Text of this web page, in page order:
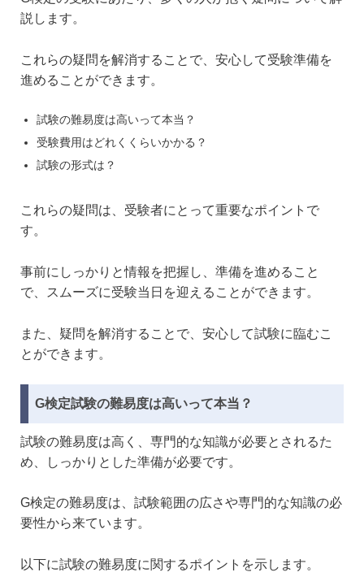
説します。
これらの疑問を解消することで、安心して受験準備を
進めることができます。
試験の難易度は高いって本当？
受験費用はどれくくらいかかる？
試験の形式は？
これらの疑問は、受験者にとって重要なポイントで
す。
事前にしっかりと情報を把握し、準備を進めること
で、スムーズに受験当日を迎えることができます。
また、疑問を解消することで、安心して試験に臨むこ
とができます。
G検定試験の難易度は高いって本当？
試験の難易度は高く、専門的な知識が必要とされるた
め、しっかりとした準備が必要です。
G検定の難易度は、試験範囲の広さや専門的な知識の必
要性から来ています。
以下に試験の難易度に関するポイントを示します。